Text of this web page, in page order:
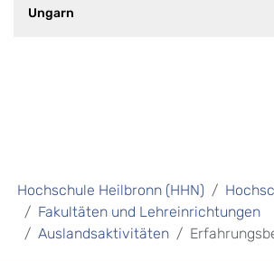
Ungarn
Hochschule Heilbronn (HHN)
Fakultäten und Lehreinrichtungen
Auslandsaktivitäten